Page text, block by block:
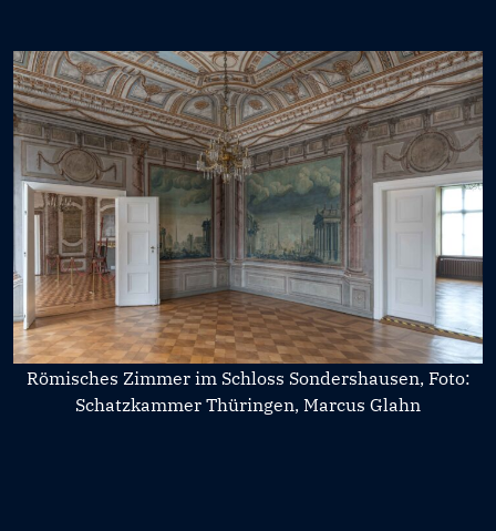
Römisches Zimmer im Schloss Sondershausen, Foto:
Schatzkammer Thüringen, Marcus Glahn